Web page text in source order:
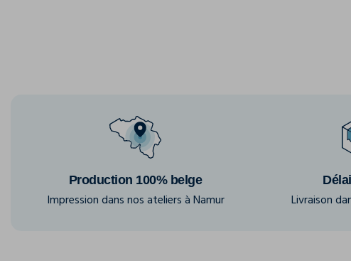
Production 100% belge
Impression dans nos ateliers à Namur Livraison